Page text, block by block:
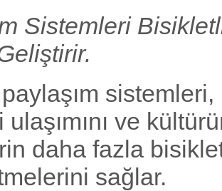
Sistemleri
ve
daha fazla
sağlar.